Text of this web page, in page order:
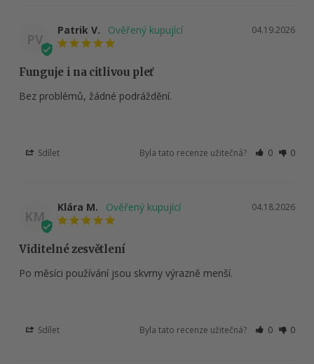
PV
04.19.2026
Patrik V.
Funguje i na citlivou pleť
Bez problémů, žádné podráždění.
Sdílet Byla tato recenze užitečná? 0 0
KM
04.18.2026
Klára M.
Viditelné zesvětlení
Po měsíci používání jsou skvrny výrazně menší.
Sdílet Byla tato recenze užitečná? 0 0